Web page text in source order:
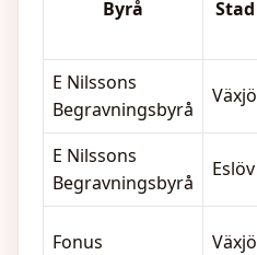
Byrå Stad
E Nilssons
Begravningsbyrå
Växjö
E Nilssons
Begravningsbyrå
Eslöv
Fonus Växjö